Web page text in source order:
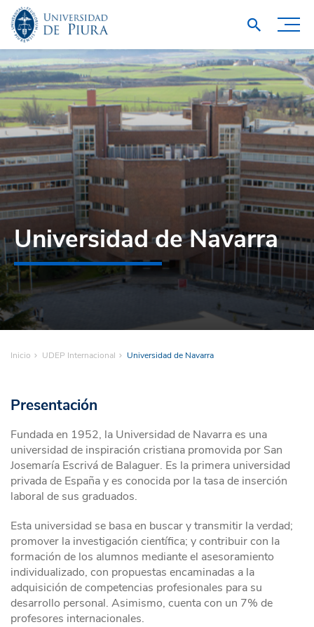
Universidad de Navarra
Inicio UDEP Internacional Universidad de Navarra
Presentación
Fundada en 1952, la Universidad de Navarra es una
universidad de inspiración cristiana promovida por San
Josemaría Escrivá de Balaguer. Es la primera universidad
privada de España y es conocida por la tasa de inserción
laboral de sus graduados.
Esta universidad se basa en buscar y transmitir la verdad;
promover la investigación científica; y contribuir con la
formación de los alumnos mediante el asesoramiento
individualizado, con propuestas encaminadas a la
adquisición de competencias profesionales para su
desarrollo personal. Asimismo, cuenta con un 7% de
profesores internacionales.